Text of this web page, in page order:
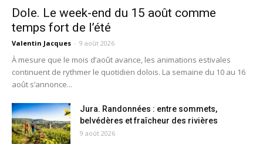
Dole. Le week-end du 15 août comme
temps fort de l’été
Valentin Jacques - 9 août 2026
À mesure que le mois d’août avance, les animations estivales
continuent de rythmer le quotidien dolois. La semaine du 10 au 16
août s’annonce...
Jura. Randonnées : entre sommets,
belvédères et fraîcheur des rivières
9 août 2026